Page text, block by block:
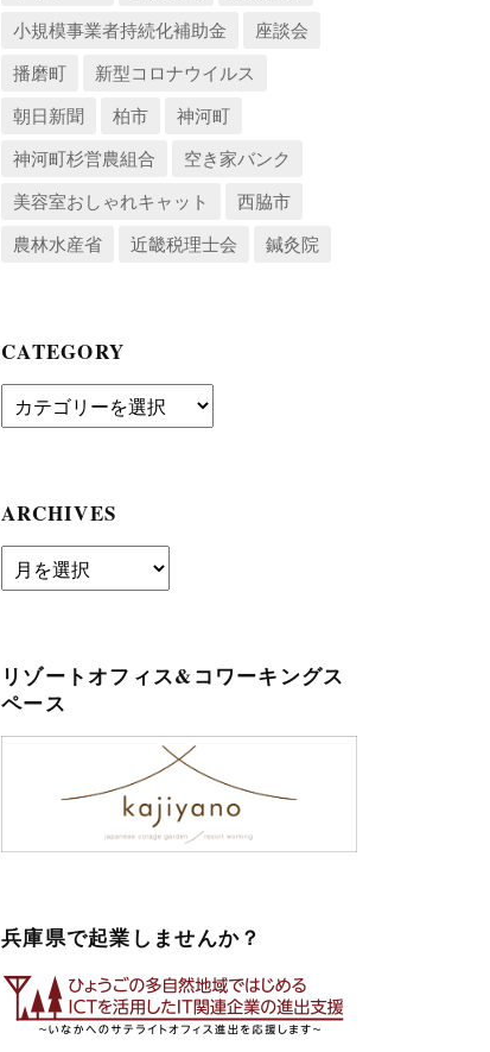
小規模事業者持続化補助金
座談会
播磨町
新型コロナウイルス
朝日新聞
柏市
神河町
神河町杉営農組合
空き家バンク
美容室おしゃれキャット
西脇市
農林水産省
近畿税理士会 鍼灸院
CATEGORY
Category
ARCHIVES
archives
リゾートオフィス&コワーキングス
ペース
兵庫県で起業しませんか？